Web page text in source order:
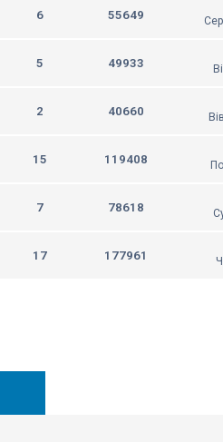
6 55649
5 49933
2 40660
15 119408
7 78618
17 177961